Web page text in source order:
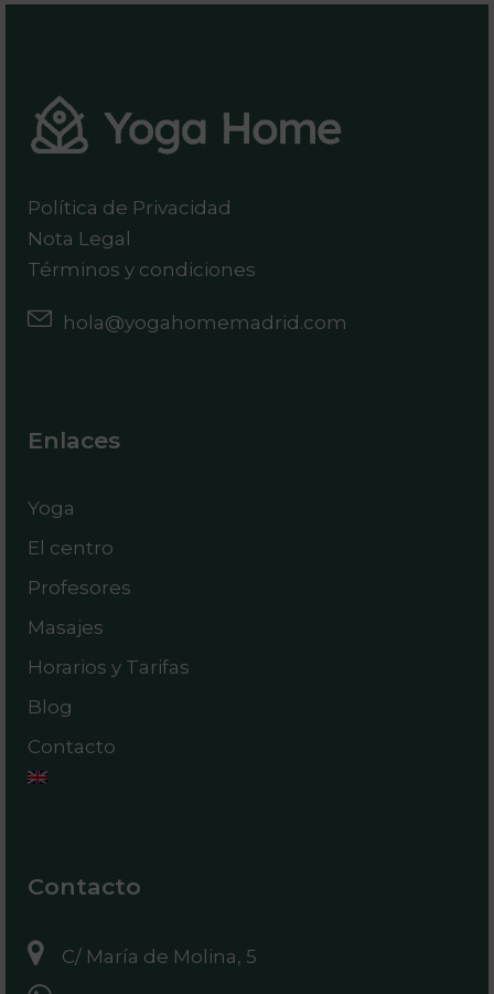
Política de Privacidad
Nota Legal
Términos y condiciones
hola@yogahomemadrid.com
Enlaces
Yoga
El centro
Profesores
Masajes
Horarios y Tarifas
Blog
Contacto
Contacto
C/ María de Molina, 5